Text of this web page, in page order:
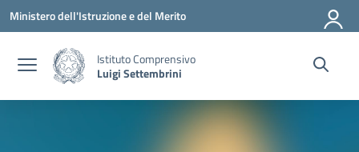
Vai ai contenuti
Vai al menu di navigazione
Vai al footer
Ministero dell'Istruzione e del Merito
Istituto Comprensivo
Luigi Settembrini